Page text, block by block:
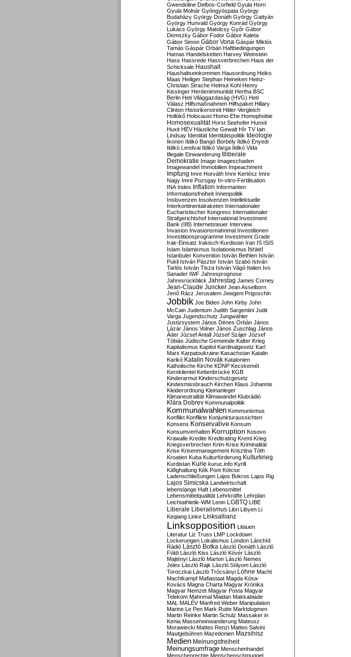
Gwendoline Delbos-Corfield Gyula Horn
Gyula Molnár Gyöngyöspata György
Budaházy György Donáth György Gattyán
György Hunvald György Konrád György
Lukács György Matolcsy Győr Gábor
Demszky Gábor Fodor Gábor Kaleta
Gábor Simon Gábor Vona Gáspár Miklós
Tamás Gáspár Orbán Haftbedingungen
Hamas Handelsketten Harvey Weinstein
Hass Hassrede Hassverbrechen Haus der
Schicksale Haushalt
Haushaltseinkommen Hausordnung Heiko
Maas Heiliger Stephan Heineken Heinz-
Christian Strache Helmut Kohl Henry
Kissinger Herdenimmunität Hertha BSC
Berlin Heti Világgazdaság (HVG) Heti
Válasz Hilfsmaßnahmen Hilfspaket Hillary
Clinton Historikerstreit Hitler-Vergleich
Hollókő Holocaust Homo-Ehe Homophobie
Homosexualität Horst Seehofer Hunxit
Huxit HÉV Häusliche Gewalt Hír TV Iain
Lindsay Identität Identitätspolitik Ideologie
Ikonen Ildikó Bangó Borbély Ildikó Enyedi
Ildikó Lendvai Ildikó Varga Ildikó Vida
Illegale Einwanderung Illiberale
Demokratie Image Imageschaden
Imagewandel Immobilien Impeachment
Impfung Imre Horváth Imre Kertész Imre
Nagy Imre Pozsgay In-vitro-Fertilisation
INA Index Inflation Informanten
Informationsfreiheit Innenpolitik
Inslovenzen Insolvenzen Intellektuelle
Interkontinentalraketen Internationaler
Eucharistischer Kongress Internationaler
Strafgerichtshof International Investment
Bank (IIB) Internetsteuer Interview
Invasion Invasionsmahnmal Investitionen
Investitionsprogramme Investment Grade
Irak-Einsatz Irakisch-Kurdistan Iran IS ISIS
Islam Islamismus Isolationismus Israel
Istanbuler Konvention István Bethlen István
Pukli István Pásztor István Szabó István
Tarlós István Tisza István Vágó Italien Ivo
Sanader IWF Jahresprognose
Jahresrückblick Jahrestag James Corney
Jean-Claude Juncker Jean Asselborn
Jenő Rácz Jerusalem Jewgeni Prigoschin
Jobbik Joe Biden John Kirby John
McCain Judentum Judith Sargentini Judit
Varga Jugendschutz Jungwähler
Justizsystem János Dénes Orbán János
Lázár János Volner János Zuschlag János
Áder József Antall József Szájer József
Tóbiás Jüdische Gemeinde Kalter Krieg
Kapitalismus Kapitol Kardinalgesetz Karl
Marx Karpatoukraine Kasachstan Katalin
Karikó Katalin Novák Katalonien
Katholische Kirche KDNP Kecskemét
Kernklientel Kettenbrücke KGB
Kinderarmut Kinderschutzgesetz
Kindesmissbrauch Kirchen Klaus Johannis
Kleiderordnung Kleinanleger
Klimaneutralität Klimawandel Klubrádió
Klára Dobrev Kommunalpolitik
Kommunalwahlen Kommunismus
Konflikt Konflikte Konjunkturaussichten
Konsens Konservative Konsum
Konsumverhalten Korruption Kosovo
Krawalle Kredite Kreditrating Kreml Krieg
Kriegsverbrechen Krim-Krise Kriminalität
Krise Krisenmanagement Krisztina Tóth
Kroatien Kuba Kulturförderung Kulturkrieg
Kurdistan Kurie kuruc.info Kyrill
Käfighaltung Kék Pont Kötcse
Ladenschließungen Lajos Bokros Lajos Rig
Lajos Simicska Landwirtschaft
lebenslange Haft Lebensmittel
Lebensmittelqualität Lehrkräfte Lehrplan
Leichtathletik-WM Lenin LGBTQ LIBE
Liberale Liberalismus Libri Libyen Li
Keqiang Linke Linksallianz
Linksopposition Litauen
Literatur Liz Truss LMP Lockdown
Lockerungen Lokalismus London Lánchíd
Rádió
László Botka László Donáth László
Földi László Kiss László Kövér László
Majtényi László Marton László Nemes
Jeles László Rajk László Sólyom László
Toroczkai László Trócsányi Löhne Macht
Machtkampf Mafiastaat Magda Kósa-
Kovács Magna Charta Magyar Krónika
Magyar Nemzet Magyar Posta Magyar
Telekom Mahnmal Maidan Makkabiade
MAL MALÉV Manfred Weber Manipulation
Marine Le Pen Mark Rutte Marktdogmen
Martin Reinke Martin Schulz Massaker in
Kenia Masseneinwanderung Mateusz
Morawiecki Matteo Renzi Matteo Salvini
Mautgebühren Mazedonien Mazsihisz
Medien Meinungsfreiheit
Meinungsumfrage Menschenhandel
Menschenrechte Menschenschmuggel